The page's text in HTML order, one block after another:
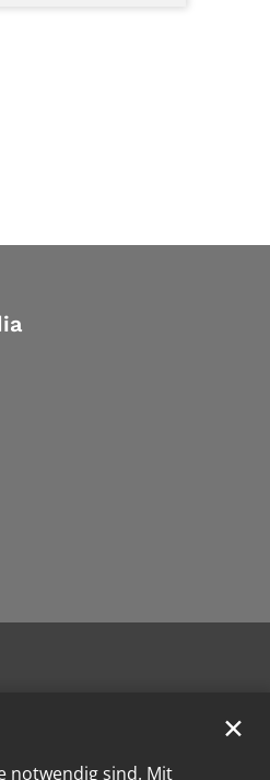
notwendig sind. Mit
✕
auf Instragram
Trier auf Facebook